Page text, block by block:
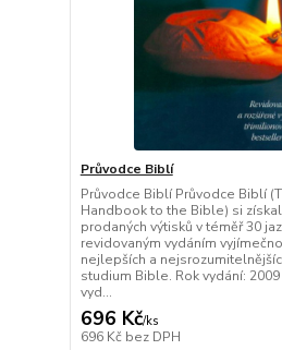
Průvodce Biblí
Průvodce Biblí Průvodce Biblí
Handbook to the Bible) si
prodaných výtisků v téměř 30
revidovaným vydáním
nejlepších a
studium Bible. Rok vydání:
vyd...
696 Kč/ks
696 Kč bez DPH